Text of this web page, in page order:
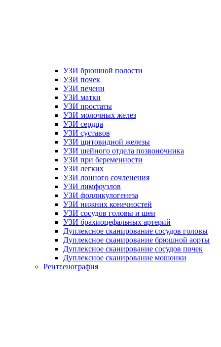
УЗИ брюшной полости
УЗИ почек
УЗИ печени
УЗИ матки
УЗИ простаты
УЗИ молочных желез
УЗИ сердца
УЗИ суставов
УЗИ щитовидной железы
УЗИ шейного отдела позвоночника
УЗИ при беременности
УЗИ легких
УЗИ лонного сочленения
УЗИ лимфоузлов
УЗИ фолликулогенеза
УЗИ нижних конечностей
УЗИ сосудов головы и шеи
УЗИ брахиоцефальных артерий
Дуплексное сканирование сосудов головы
Дуплексное сканирование брюшной аорты
Дуплексное сканирование сосудов почек
Дуплексное сканирование мошонки
Рентгенография